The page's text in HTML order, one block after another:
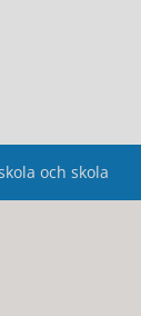
och skola